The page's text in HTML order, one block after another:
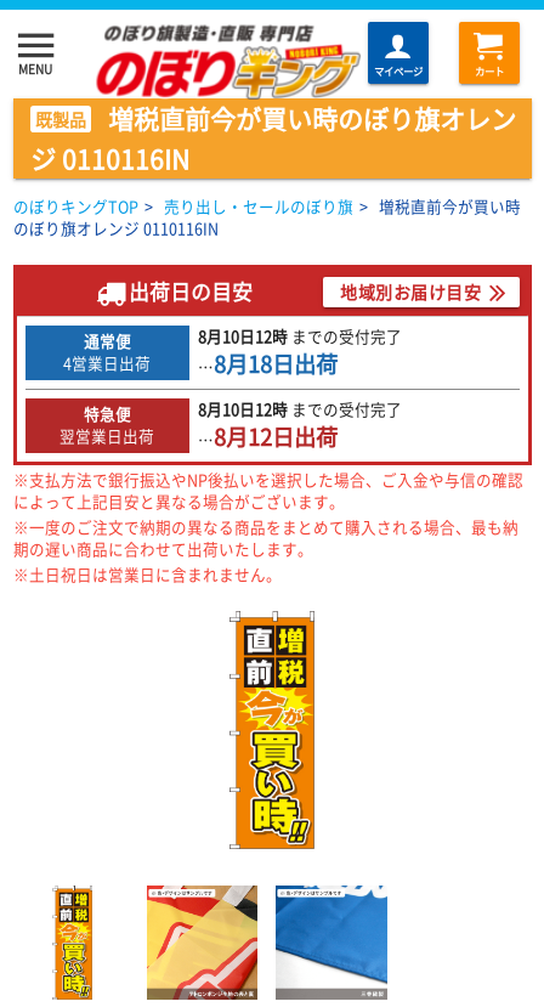
menu
MENU マイページ カート
既製品
増税直前今が買い時のぼり旗オレン
ジ 0110116IN
のぼりキングTOP > 売り出し・セールのぼり旗 > 増税直前今が買い時
のぼり旗オレンジ 0110116IN
出荷日の目安 地域別お届け目安
通常便
4営業日出荷
8月10日12時 までの受付完了
…8月18日出荷
特急便
翌営業日出荷
8月10日12時 までの受付完了
…8月12日出荷
※支払方法で銀行振込やNP後払いを選択した場合、ご入金や与信の確認
によって上記目安と異なる場合がございます。
※一度のご注文で納期の異なる商品をまとめて購入される場合、最も納
期の遅い商品に合わせて出荷いたします。
※土日祝日は営業日に含まれません。